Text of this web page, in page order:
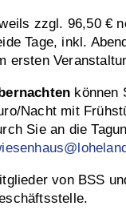
zzgl. 96,50 €
Tage, inkl.
ersten
können
Nacht mit
Sie an die
von BSS